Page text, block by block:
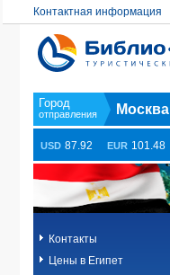
Контактная информация
Москва
USD 87.92 EUR 101.48
Контакты
Цены в Египет